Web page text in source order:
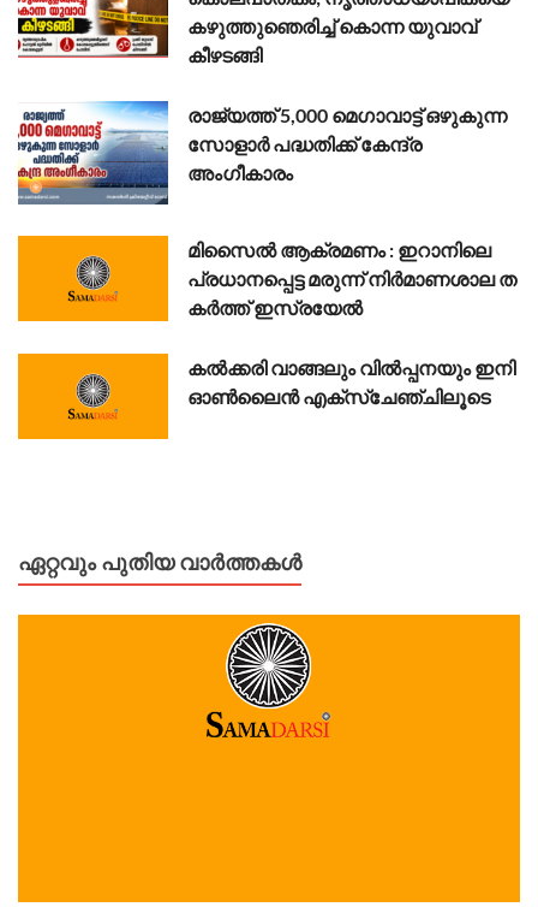
കഴുത്തുഞെരിച്ച് കൊന്ന യുവാവ്
കീഴടങ്ങി
രാജ്യത്ത് 5,000 മെഗാവാട്ട് ഒഴുകുന്ന
സോളാർ പദ്ധതിക്ക് കേന്ദ്ര
അംഗീകാരം
മി​സൈ​ൽ ആ​ക്ര​മ​ണം : ഇ​റാ​നി​ലെ
പ്ര​ധാ​ന​പ്പെ​ട്ട മ​രു​ന്ന് നി​ര്‍​മാ​ണ​ശാ​ല ത​
ക​ർ​ത്ത് ഇ​സ്ര​യേ​ൽ
കൽക്കരി വാങ്ങലും വിൽപ്പനയും ഇനി
ഓൺലൈൻ എക്സ്ചേഞ്ചിലൂടെ
ഏറ്റവും പുതിയ വാർത്തകൾ